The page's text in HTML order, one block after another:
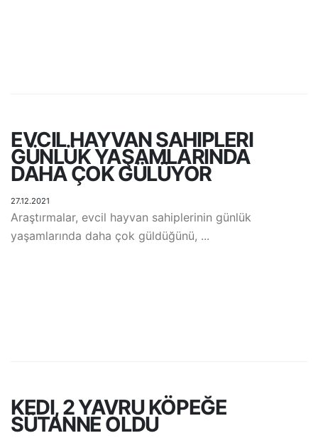
EVCIL HAYVAN SAHIPLERI
GÜNLÜK YAŞAMLARINDA
DAHA ÇOK GÜLÜYOR
27.12.2021
Araştırmalar, evcil hayvan sahiplerinin günlük
yaşamlarında daha çok güldüğünü, ...
KEDI, 2 YAVRU KÖPEĞE
SÜTANNE OLDU